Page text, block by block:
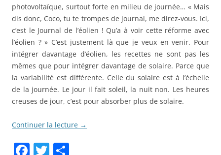
photovoltaïque, surtout forte en milieu de journée… « Mais
dis donc, Coco, tu te trompes de journal, me direz-vous. Ici,
c’est le Journal de l’éolien ! Qu’a à voir cette réforme avec
l’éolien ? » C’est justement là que je veux en venir. Pour
intégrer davantage d’éolien, les recettes ne sont pas les
mêmes que pour intégrer davantage de solaire. Parce que
la variabilité est différente. Celle du solaire est à l’échelle
de la journée. Le jour il fait soleil, la nuit non. Les heures
creuses de jour, c’est pour absorber plus de solaire.
Continuer la lecture →
F T